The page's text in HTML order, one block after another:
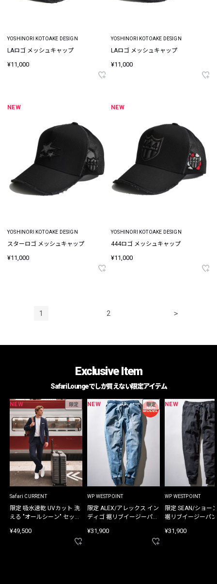
YOSHINORI KOTOAKE DESIGN
LAロゴ メッシュキャップ
¥11,000
YOSHINORI KOTOAKE DESIGN
LAロゴ メッシュキャップ
¥11,000
NEW
YOSHINORI KOTOAKE DESIGN
スターロゴ メッシュキャップ
¥11,000
NEW
YOSHINORI KOTOAKE DESIGN
444ロゴ メッシュキャップ
¥11,000
1 2 >
Exclusive Item
Safari Loungeでしか買えない限定アイテム
NEW 限定
Safari CURRENT
限定 吸水速乾 UVカット 洗
える "オールシーン" セット
¥49,500
NEW 限定
WP WESTPOINT
限定 ALEX/アレックス イン
ディゴ 裾リブイージーパン
¥31,900
NEW
WP WESTPOINT
限定 SEAN/ショー
裾リブイージーパ
¥31,900